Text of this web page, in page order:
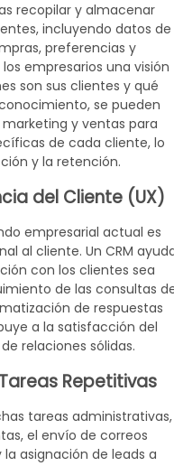
recopilar y almacenar
incluyendo datos de
preferencias y
empresarios una visión
son sus clientes y qué
se pueden
y ventas para
de cada cliente, lo
y la retención.
del Cliente (UX)
empresarial actual es
al cliente. Un CRM
con los clientes sea
de las consultas
de respuestas
a la satisfacción del
relaciones sólidas.
Repetitivas
tareas administrativas,
el envío de correos
asignación de leads a